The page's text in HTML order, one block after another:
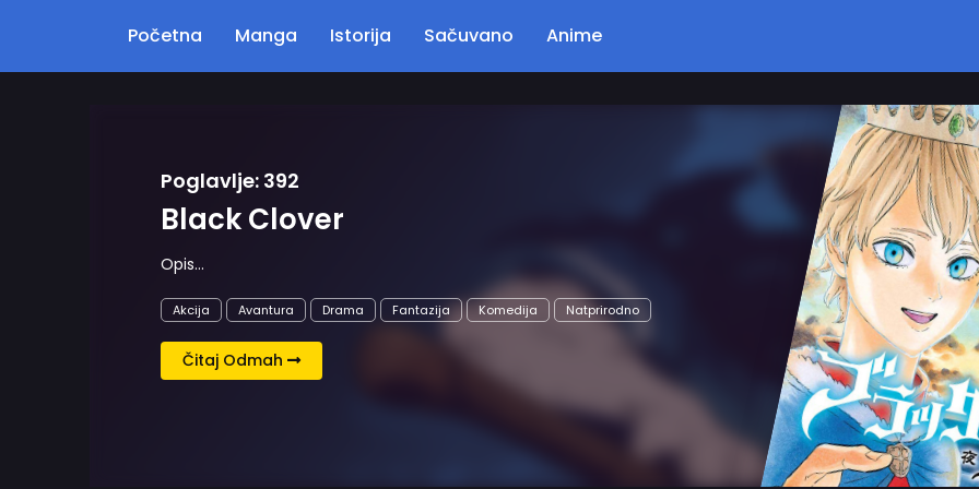
Početna Manga Istorija Sačuvano Anime
Poglavlje: 56
Kingdom
Drama Istorijski Seinen
Čitaj Odmah